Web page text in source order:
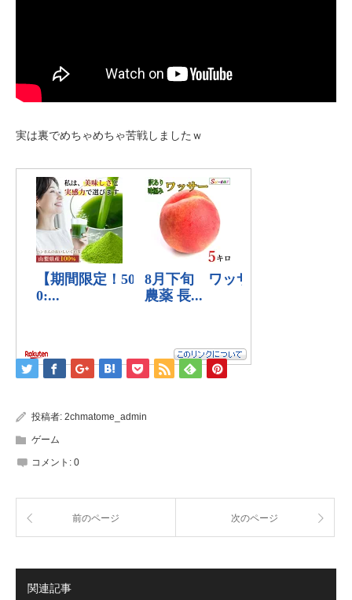
実は裏でめちゃめちゃ苦戦しましたｗ
投稿者: 2chmatome_admin
ゲーム
コメント: 0
前のページ 次のページ
関連記事